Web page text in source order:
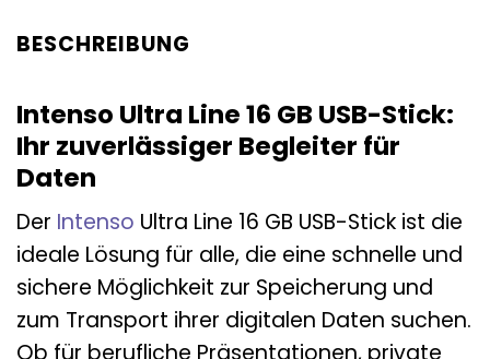
BESCHREIBUNG
Intenso Ultra Line 16 GB USB-Stick:
Ihr zuverlässiger Begleiter für
Daten
Der Intenso Ultra Line 16 GB USB-Stick ist die
ideale Lösung für alle, die eine schnelle und
sichere Möglichkeit zur Speicherung und
zum Transport ihrer digitalen Daten suchen.
Ob für berufliche Präsentationen, private